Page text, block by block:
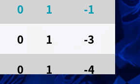
0 1
-1
0 1
-3
0 1
-4